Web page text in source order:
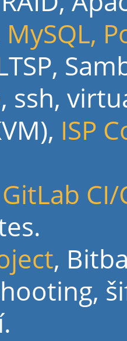
MySQL,
ssh,
ISP
GitLab CI/
,